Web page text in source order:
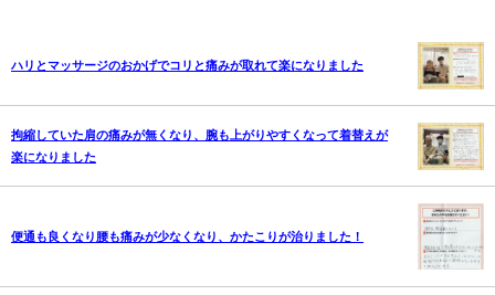
ハリとマッサージのおかげでコリと痛みが取れて楽になりました
拘縮していた肩の痛みが無くなり、腕も上がりやすくなって着替えが
楽になりました
便通も良くなり腰も痛みが少なくなり、かたこりが治りました！